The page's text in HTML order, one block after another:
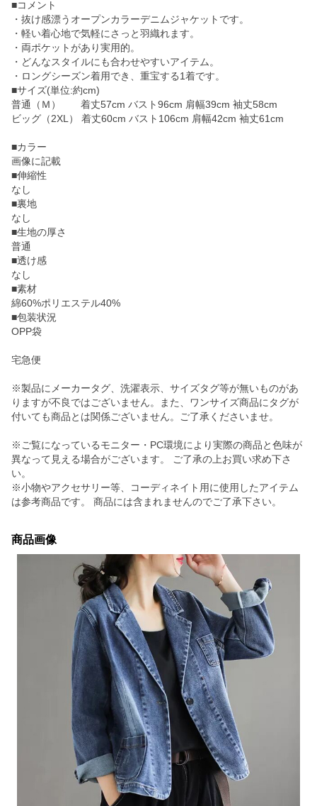
■コメント
・抜け感漂うオープンカラーデニムジャケットです。
・軽い着心地で気軽にさっと羽織れます。
・両ポケットがあり実用的。
・どんなスタイルにも合わせやすいアイテム。
・ロングシーズン着用でき、重宝する1着です。
■サイズ(単位:約cm)
普通（Ｍ） 着丈57cm バスト96cm 肩幅39cm 袖丈58cm
ビッグ（2XL） 着丈60cm バスト106cm 肩幅42cm 袖丈61cm
■カラー
画像に記載
■伸縮性
なし
■裏地
なし
■生地の厚さ
普通
■透け感
なし
■素材
綿60%ポリエステル40%
■包装状況
OPP袋
宅急便
※製品にメーカータグ、洗濯表示、サイズタグ等が無いものがあ
りますが不良ではございません。また、ワンサイズ商品にタグが
付いても商品とは関係ございません。ご了承くださいませ。
※ご覧になっているモニター・PC環境により実際の商品と色味が
異なって見える場合がございます。 ご了承の上お買い求め下さ
い。
※小物やアクセサリー等、コーディネイト用に使用したアイテム
は参考商品です。 商品には含まれませんのでご了承下さい。
商品画像